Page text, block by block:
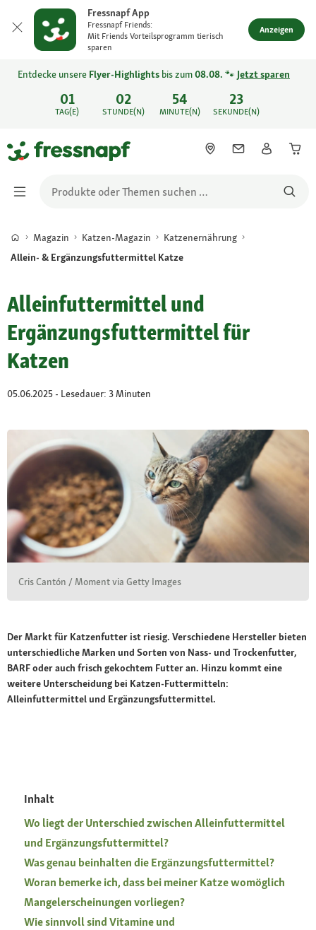
Fressnapf App
Fressnapf Friends:
Mit Friends Vorteilsprogramm tierisch
sparen
Anzeigen
01
TAG(E)
02
STUNDE(N)
54
MINUTE(N)
23
SEKUNDE(N)
Entdecke unsere Flyer-Highlights bis zum08.08. 🐾 Jetzt sparen
Magazin Katzen-Magazin
Katzenernährung
Allein- & Ergänzungsfuttermittel Katze
Alleinfuttermittel und
Ergänzungsfuttermittel für
Katzen
05.06.2025 - Lesedauer: 3 Minuten
Cris Cantón / Moment via Getty Images
Der Markt für Katzenfutter ist riesig. Verschiedene Hersteller bieten
unterschiedliche Marken und Sorten von Nass- und Trockenfutter,
BARF oder auch frisch gekochtem Futter an. Hinzu kommt eine
weitere Unterscheidung bei Katzen-Futtermitteln:
Alleinfuttermittel und Ergänzungsfuttermittel.
Inhalt
Wo liegt der Unterschied zwischen Alleinfuttermittel
und Ergänzungsfuttermittel?
Was genau beinhalten die Ergänzungsfuttermittel?
Woran bemerke ich, dass bei meiner Katze womöglich
Mangelerscheinungen vorliegen?
Wie sinnvoll sind Vitamine und